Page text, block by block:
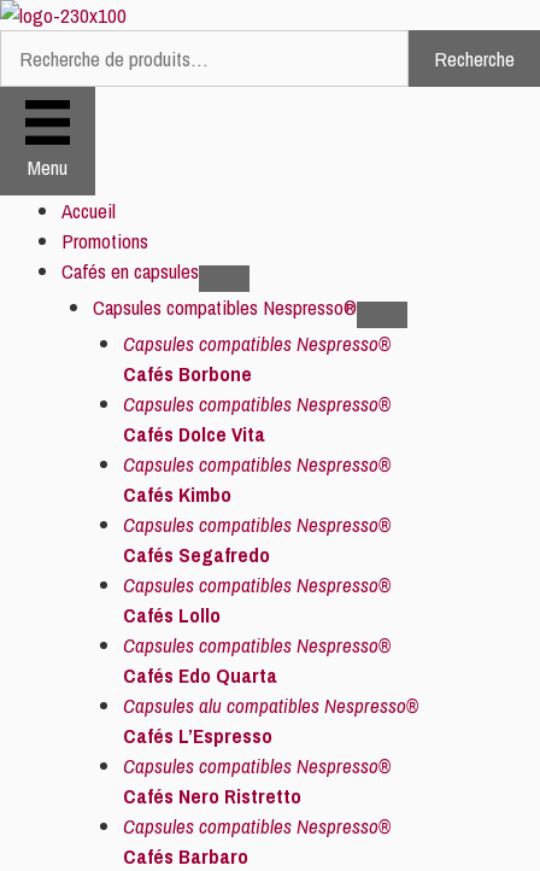
Aller
contenu
Recherche
pour :
Recherche
Menu
Accueil
Promotions
Cafés en capsules
Capsules compatibles Nespresso®
Capsules compatibles Nespresso®
Cafés Borbone
Capsules compatibles Nespresso®
Cafés Dolce Vita
Capsules compatibles Nespresso®
Cafés Kimbo
Capsules compatibles Nespresso®
Cafés Segafredo
Capsules compatibles Nespresso®
Cafés Lollo
Capsules compatibles Nespresso®
Cafés Edo Quarta
Capsules alu compatibles Nespresso®
Cafés L’Espresso
Capsules compatibles Nespresso®
Cafés Nero Ristretto
Capsules compatibles Nespresso®
Cafés Barbaro